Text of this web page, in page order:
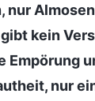
nur
kein
nur